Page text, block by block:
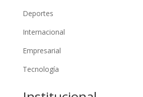
Deportes
Internacional
Empresarial
Tecnología